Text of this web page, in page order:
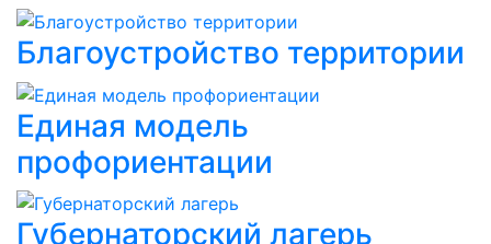
Благоустройство территории
Единая модель
профориентации
Губернаторский лагерь